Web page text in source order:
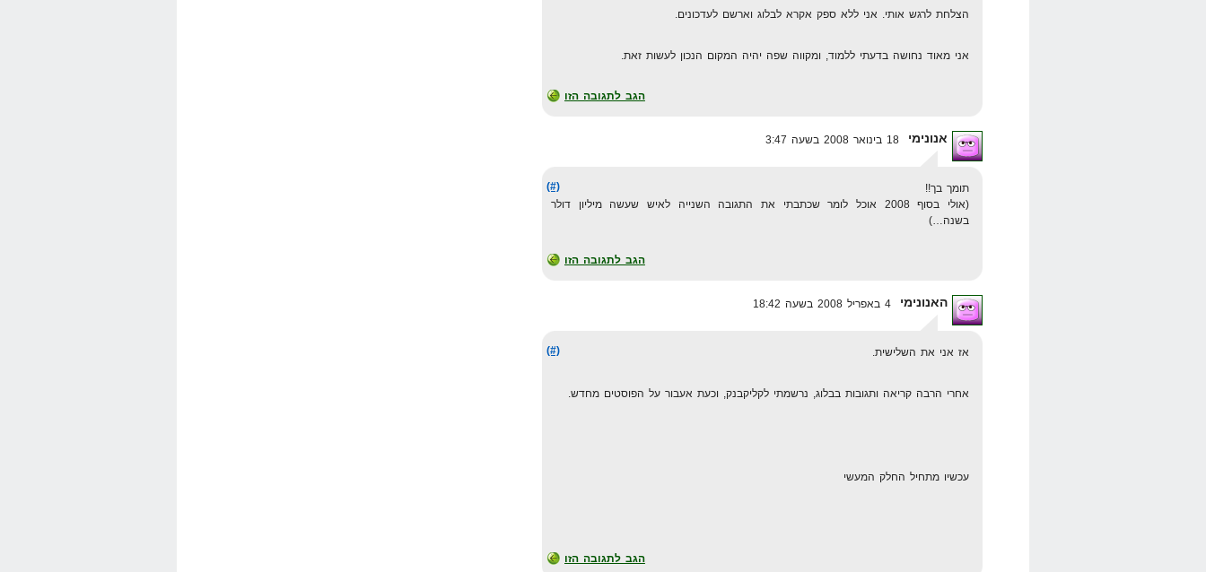
הצלחת לרגש אותי. אני ללא ספק אקרא לבלוג וארשם לעדכונים.
אני מאוד נחושה בדעתי ללמוד, ומקווה שפה יהיה המקום הנכון לעשות זאת.
הגב לתגובה הזו
אנונימי
(#)
תומך בך!!
(אולי בסוף 2008 אוכל לומר שכתבתי את התגובה השנייה לאיש שעשה מיליון דולר
בשנה…)
הגב לתגובה הזו
האנונימי
(#) אז אני את השלישית.
אחרי הרבה קריאה ותגובות בבלוג, נרשמתי לקליקבנק, וכעת אעבור על הפוסטים מחדש.
עכשיו מתחיל החלק המעשי
הגב לתגובה הזו